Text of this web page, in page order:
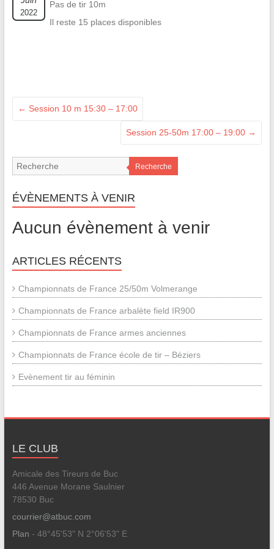
2022
Pas de tir 10m
Il reste 15 places disponibles
← Session 10 m 15:30 – 17:00
Session 25-50m 17:00 – 19:00 →
Recherche
ÉVÈNEMENTS À VENIR
Aucun évènement à venir
ARTICLES RÉCENTS
Championnats de France 25/50m Volmerange
Championnats de France arbalète field IR900
Championnats de France armes anciennes
Championnats de France école de tir – Béziers
Evènement tir au féminin
LE CLUB
Amicale des Tireurs de Buc
446 Avenue Morane Saulnier
78530 Buc
courrier@atbuc.com
Plan - 48°45'53" N 2°06'53" E